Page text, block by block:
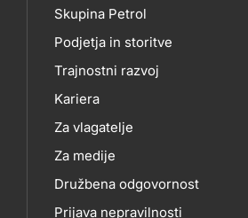
petrol-
skupno.footer-
title???
O
NAS
Skupina Petrol
Podjetja in storitve
Trajnostni razvoj
Kariera
Za vlagatelje
Za medije
Družbena odgovornost
Prijava nepravilnosti